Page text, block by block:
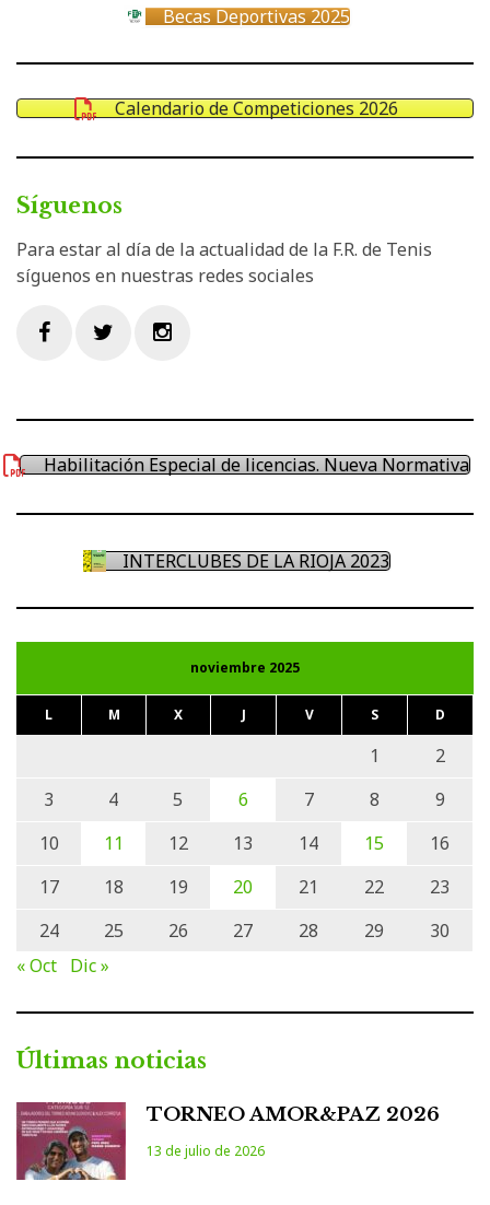
Becas Deportivas 2025
Calendario de Competiciones 2026
Síguenos
Para estar al día de la actualidad de la F.R. de Tenis
síguenos en nuestras redes sociales
Habilitación Especial de licencias. Nueva Normativa
INTERCLUBES DE LA RIOJA 2023
noviembre 2025
L M X J V S D
1
2
3
4 5 6 7 8
9
10
11 12 13 14 15
16
17
18 19 20 21 22
23
24
25 26 27 28 29
30
« Oct Dic »
Últimas noticias
TORNEO AMOR&PAZ 2026
13 de julio de 2026